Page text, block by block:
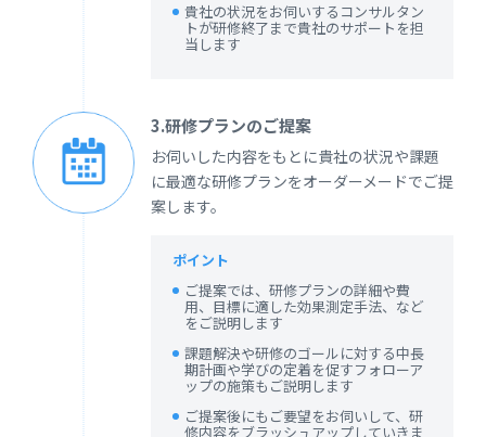
貴社の状況をお伺いするコンサルタン
トが研修終了まで貴社のサポートを担
当します
3.研修プランのご提案
お伺いした内容をもとに貴社の状況や課題
に最適な研修プランをオーダーメードでご提
案します。
ポイント
ご提案では、研修プランの詳細や費
用、目標に適した効果測定手法、など
をご説明します
課題解決や研修のゴールに対する中長
期計画や学びの定着を促すフォローア
ップの施策もご説明します
ご提案後にもご要望をお伺いして、研
修内容をブラッシュアップしていきま